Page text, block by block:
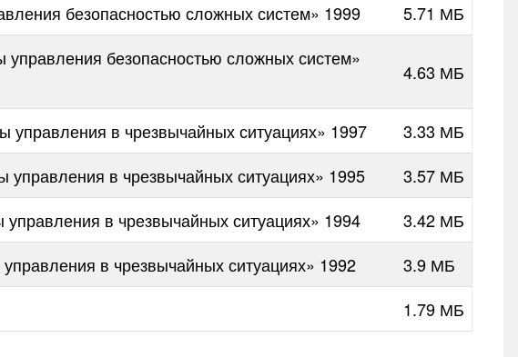
безопасностью сложных систем» 1999
5.71 МБ
безопасностью сложных систем»
4.63 МБ
в чрезвычайных ситуациях» 1997
3.33 МБ
в чрезвычайных ситуациях» 1995
3.57 МБ
в чрезвычайных ситуациях» 1994
3.42 МБ
в чрезвычайных ситуациях» 1992
3.9 МБ
1.79 МБ